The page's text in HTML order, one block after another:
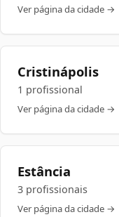
Ver página da cidade →
Cristinápolis
1 profissional
Ver página da cidade →
Estância
3 profissionais
Ver página da cidade →